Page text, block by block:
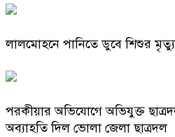
লালমোহনে পানিতে ডুবে শিশুর মৃত্যু
পরকীয়ার অভিযোগে অভিযুক্ত
অব্যাহতি দিল ভোলা জেলা ছাত্রদল